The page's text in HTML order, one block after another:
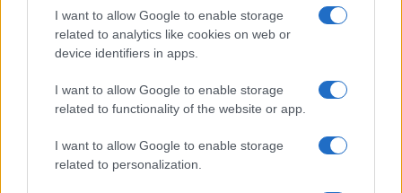
I want to allow Google to enable storage
related to analytics like cookies on web or
device identifiers in apps.
I want to allow Google to enable storage
related to functionality of the website or app.
I want to allow Google to enable storage
related to personalization.
Migliori siti streaming calcio legale: guida passo per